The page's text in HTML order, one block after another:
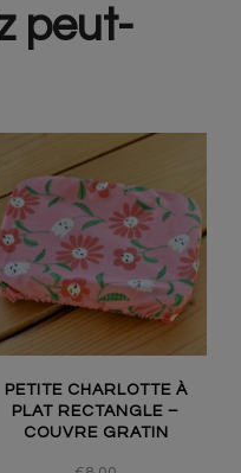
peut-
PETITE CHARLOTTE À
PLAT RECTANGLE –
COUVRE GRATIN